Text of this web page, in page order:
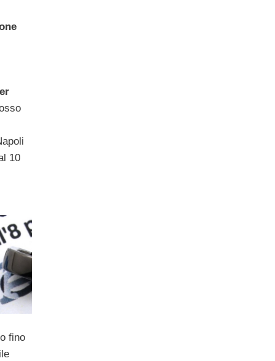
10
fino